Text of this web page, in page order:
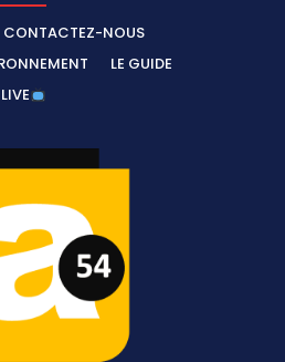
CONTACTEZ-NOUS
LE GUIDE